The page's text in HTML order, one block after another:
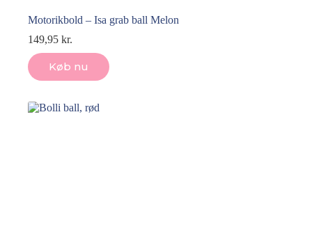
Motorikbold – Isa grab ball Melon
149,95 kr.
Køb nu